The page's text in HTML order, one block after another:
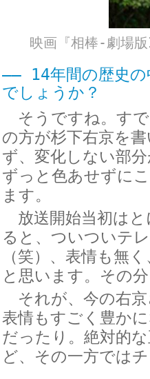
映画『相棒-劇場
―― 14年間の歴史の
でしょうか？
そうですね。すで
の方が杉下右京を
ず、変化しない部
ずっと色あせずに
ます。
放送開始当初はと
ると、ついついテ
（笑）、表情も無
と思います。その
それが、今の右京
表情もすごく豊か
だったり。絶対的
ど、その一方では